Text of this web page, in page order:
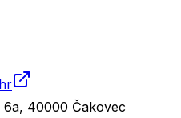
6a, 40000 Čakovec